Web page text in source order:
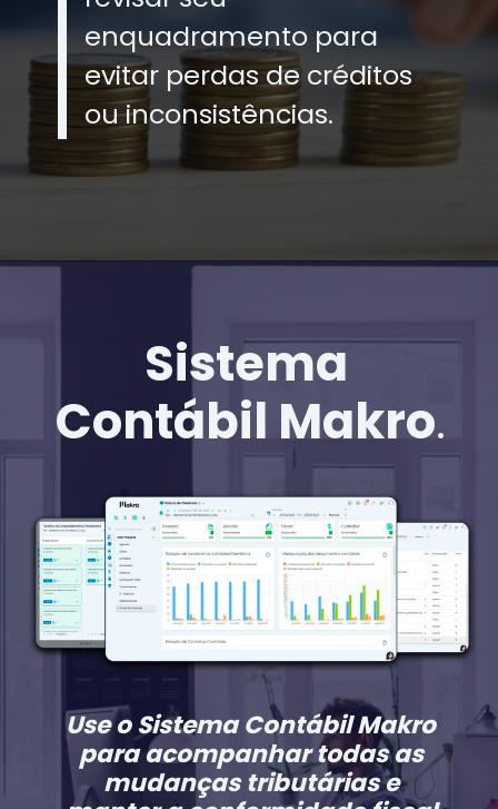
enquadramento para
evitar perdas de créditos
ou inconsistências.
Use o Sistema Contábil Makro
para acompanhar todas as
mudanças tributárias e
Sistema
Contábil Makro.